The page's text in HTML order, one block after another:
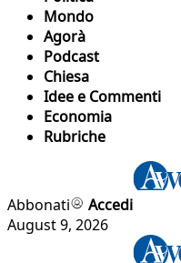
Mondo
Agorà
Podcast
Chiesa
Idee e Commenti
Economia
Rubriche
Abbonati
Accedi
August 9, 2026